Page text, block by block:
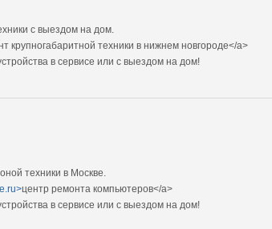
с выездом на дом.
крупногабаритной техники в нижнем новгороде</a>
в сервисе или с выездом на дом!
техники в Москве.
центр ремонта компьютеров</a>
в сервисе или с выездом на дом!